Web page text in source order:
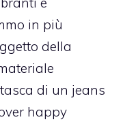
in più
della
di un jeans
happy